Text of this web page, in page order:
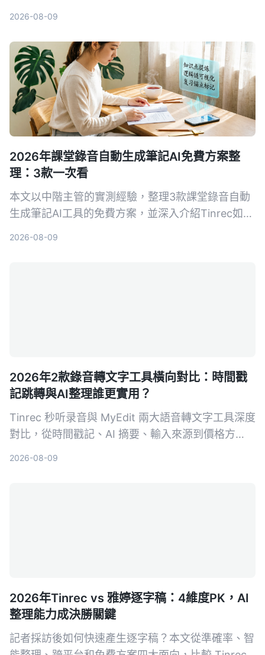
2026-08-09
2026年課堂錄音自動生成筆記AI免費方案整
理：3款一次看
本文以中階主管的實測經驗，整理3款課堂錄音自動
生成筆記AI工具的免費方案，並深入介紹Tinrec如何
2026-08-09
2026年2款錄音轉文字工具橫向對比：時間戳
記跳轉與AI整理誰更實用？
Tinrec 秒听录音與 MyEdit 兩大語音轉文字工具深度
對比，從時間戳記、AI 摘要、輸入來源到價格方
2026-08-09
2026年Tinrec vs 雅婷逐字稿：4維度PK，AI
整理能力成決勝關鍵
記者採訪後如何快速產生逐字稿？本文從準確率、智